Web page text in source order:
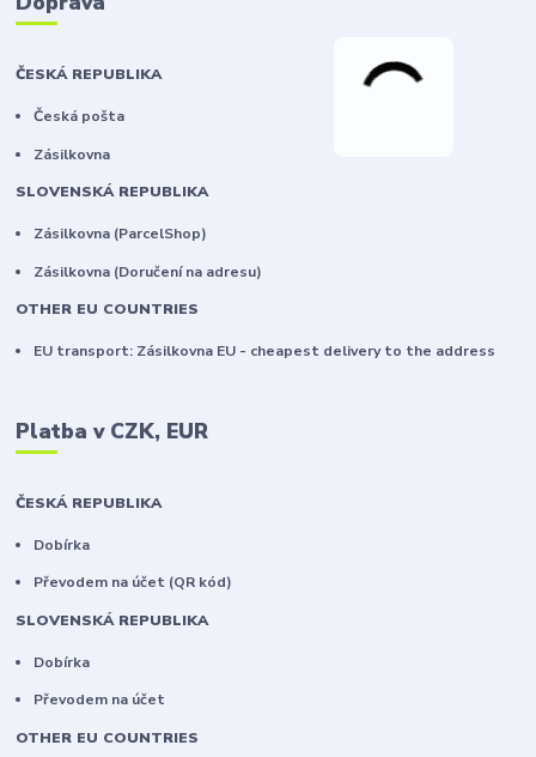
ČESKÁ REPUBLIKA
Česká pošta
Zásilkovna
SLOVENSKÁ REPUBLIKA
Zásilkovna (ParcelShop)
Zásilkovna (Doručení na adresu)
OTHER EU COUNTRIES
EU transport: Zásilkovna EU - cheapest delivery to the address
Platba v CZK, EUR
ČESKÁ REPUBLIKA
Dobírka
Převodem na účet (QR kód)
SLOVENSKÁ REPUBLIKA
Dobírka
Převodem na účet
OTHER EU COUNTRIES